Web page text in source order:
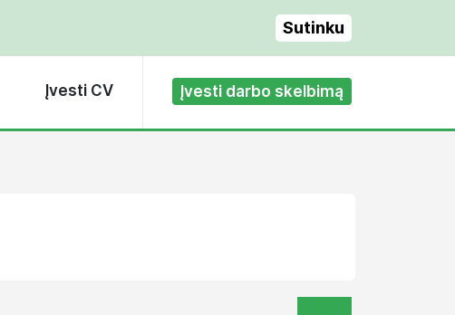
Sutinku
Įvesti CV Įvesti darbo skelbimą